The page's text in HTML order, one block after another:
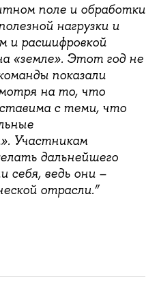
поле и обработки
нагрузки и
и расшифровкой
«земле». Этот год не
показали
на то, что
с теми, что
Участникам
дальнейшего
себя, ведь они –
отрасли.”